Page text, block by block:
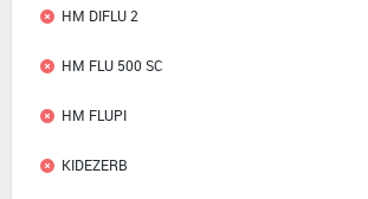
HM DIFLU 2
HM FLU 500 SC
HM FLUPI
KIDEZERB